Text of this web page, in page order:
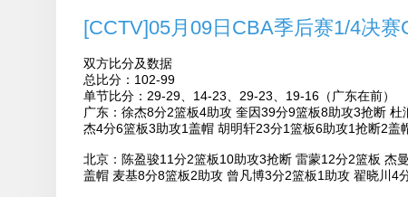
[CCTV]05月09日CBA季后赛1/4决
双方比分及数据
总比分：102-99
单节比分：29-29、14-23、29-23、19-16（广东在前）
广东：徐杰8分2篮板4助攻 奎因39分9篮板8助攻3抢断
杰4分6篮板3助攻1盖帽 胡明轩23分1篮板6助攻1抢断2
北京：陈盈骏11分2篮板10助攻3抢断 雷蒙12分2篮板 杰
盖帽 麦基8分8篮板2助攻 曾凡博3分2篮板1助攻 翟晓川